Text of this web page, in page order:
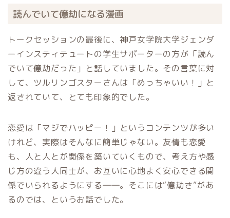
読んでいて億劫になる漫画
トークセッションの最後に、神戸女学院大学ジェンダ
ーインスティテュートの学生サポーターの方が「読ん
でいて億劫だった」と話していました。その言葉に対
して、ツルリンゴスターさんは「めっちゃいい！」と
返されていて、とても印象的でした。
恋愛は「マジでハッピー！」というコンテンツが多い
けれど、実際はそんなに簡単じゃない。友情も恋愛
も、人と人とが関係を築いていくもので、考え方や感
じ方の違う人同士が、お互いに心地よく安心できる関
係でいられるようにする――。そこには“億劫さ”があ
るのでは、というお話でした。